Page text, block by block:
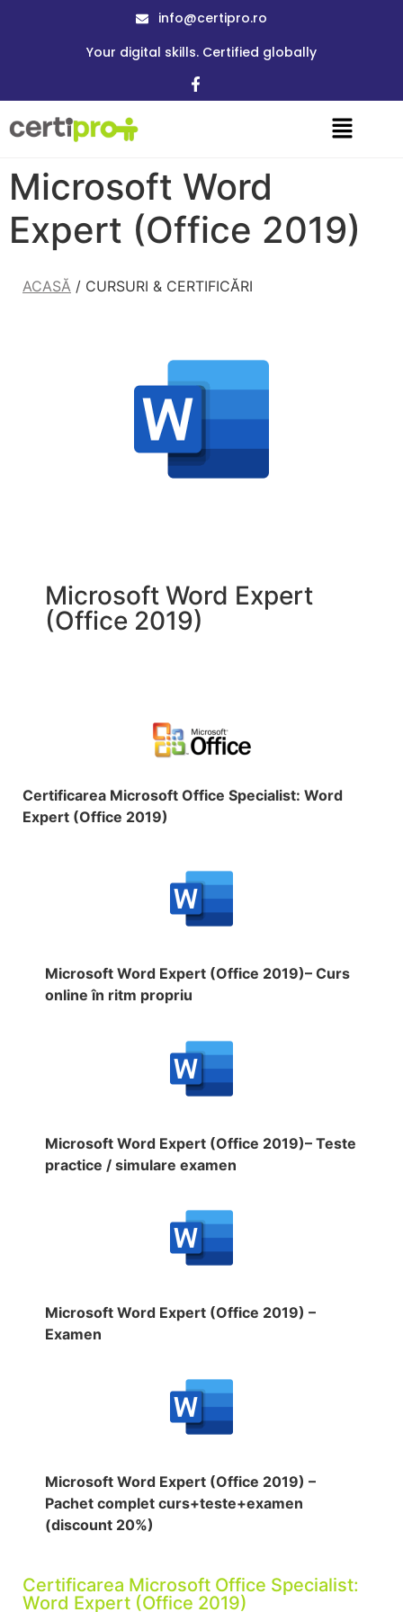
info@certipro.ro
Your digital skills. Certified globally
Microsoft Word
Expert (Office 2019)
ACASĂ / CURSURI & CERTIFICĂRI
Microsoft Word Expert
(Office 2019)
Certificarea Microsoft Office Specialist: Word
Expert (Office 2019)
Microsoft Word Expert (Office 2019)– Curs
online în ritm propriu
Microsoft Word Expert (Office 2019)– Teste
practice / simulare examen
Microsoft Word Expert (Office 2019) –
Examen
Microsoft Word Expert (Office 2019) –
Pachet complet curs+teste+examen
(discount 20%)
Certificarea Microsoft Office Specialist:
Word Expert (Office 2019)